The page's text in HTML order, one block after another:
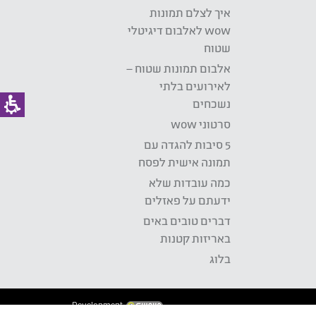
איך לצלם תמונות
wow לאלבום דיגיטלי
שטוח
אלבום תמונות שטוח –
לאירועים בלתי
נשכחים
סרטוני wow
5 סיבות להגדה עם
תמונה אישית לפסח
כמה עובדות שלא
ידעתם על פאזלים
דברים טובים באים
באריזות קטנות
בלוג
Development: